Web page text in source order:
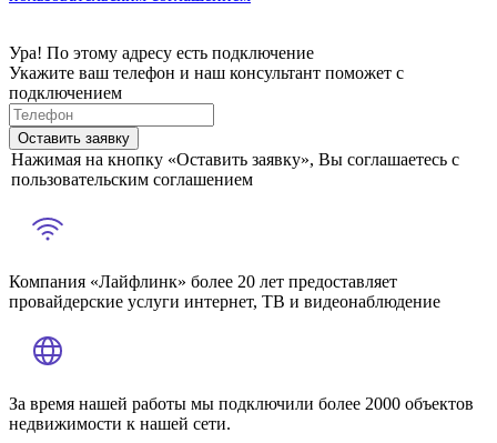
Ура! По этому адресу есть подключение
Укажите ваш телефон и наш консультант поможет с
подключением
Оставить заявку
Нажимая на кнопку «Оставить заявку», Вы соглашаетесь с
пользовательским соглашением
Компания «Лайфлинк» более 20 лет предоставляет
провайдерские услуги интернет, ТВ и видеонаблюдение
За время нашей работы мы подключили более 2000 объектов
недвижимости к нашей сети.